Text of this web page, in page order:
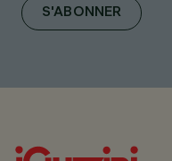
S'ABONNER